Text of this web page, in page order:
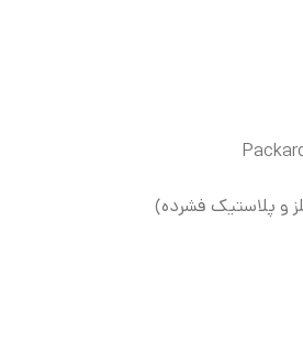
و پلاستیک فشرده)